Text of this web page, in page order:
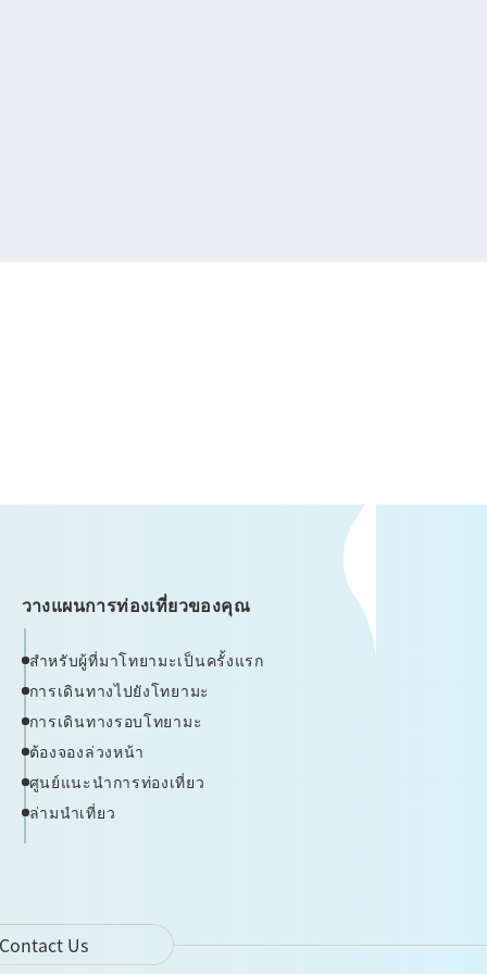
วางแผนการท่องเที่ยวของคุณ
สำหรับผู้ที่มาโทยามะเป็นครั้งแรก
การเดินทางไปยังโทยามะ
การเดินทางรอบโทยามะ
ต้องจองล่วงหน้า
ศูนย์แนะนำการท่องเที่ยว
ล่ามนำเที่ยว
Contact Us